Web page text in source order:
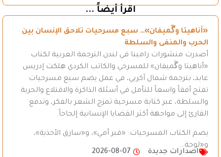
اقرأ أيضاً ...
«أناهيتا وگَميفان»… سبع مسرحيات تلاحق الإنسان بين
الحرب والمنفى والسلطة
أصدرت منشورات رامينا في لندن الترجمة العربية لكتاب
«أناهيتا وگَميفان» للمسرحي والكاتب الكردي هلكت إدريس
عابد، بترجمة شمال آكريي، في عمل يضم سبع مسرحيات
تفتح أفقاً واسعاً للتأمل في أسئلة الذاكرة والاقتلاع والحرية
والسلطة، عبر كتابة مسرحية تمزج الشعر بالفكر، وتدفع
القارئ إلى مواجهة أكثر القضايا الإنسانية إلحاحاً.
يضم الكتاب المسرحيات: «قبر أمي»، و«سارق الأحذية»،
و«لوحة…
اصدارات جديدة
2026-08-07